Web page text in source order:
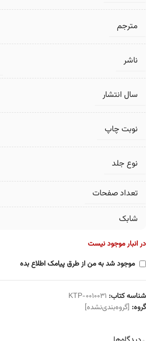
مترجم
ناشر
سال انتشار
نوبت چاپ
نوع جلد
تعداد صفحات
شابک
در انبار موجود نیست
موجود شد به من از طرق پیامک اطلاع بده
شناسه کتاب: KTP-0010031
گروه: [گروه‌بندی‌نشده]